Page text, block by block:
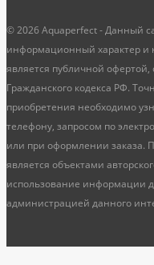
© 2026 Aquaperfect - Данный
информационный характер и
является публичной
Гражданского кодекса РФ.
приобретения необходимо
телефону, запросом по
или при оформлении заказа.
является объектами
использование информации
администрацией данного